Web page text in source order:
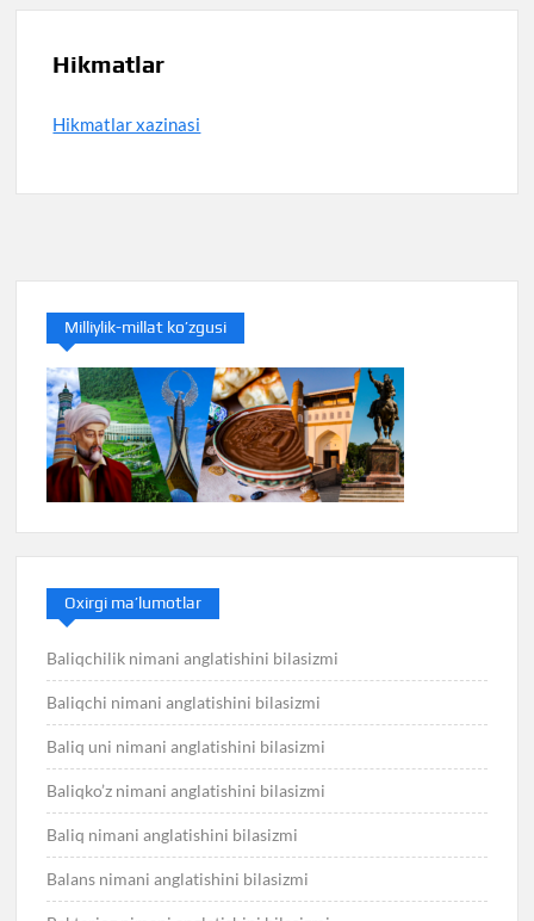
Hikmatlar
Hikmatlar xazinasi
Milliylik-millat ko’zgusi
Oxirgi ma’lumotlar
Baliqchilik nimani anglatishini bilasizmi
Baliqchi nimani anglatishini bilasizmi
Baliq uni nimani anglatishini bilasizmi
Baliqko’z nimani anglatishini bilasizmi
Baliq nimani anglatishini bilasizmi
Balans nimani anglatishini bilasizmi